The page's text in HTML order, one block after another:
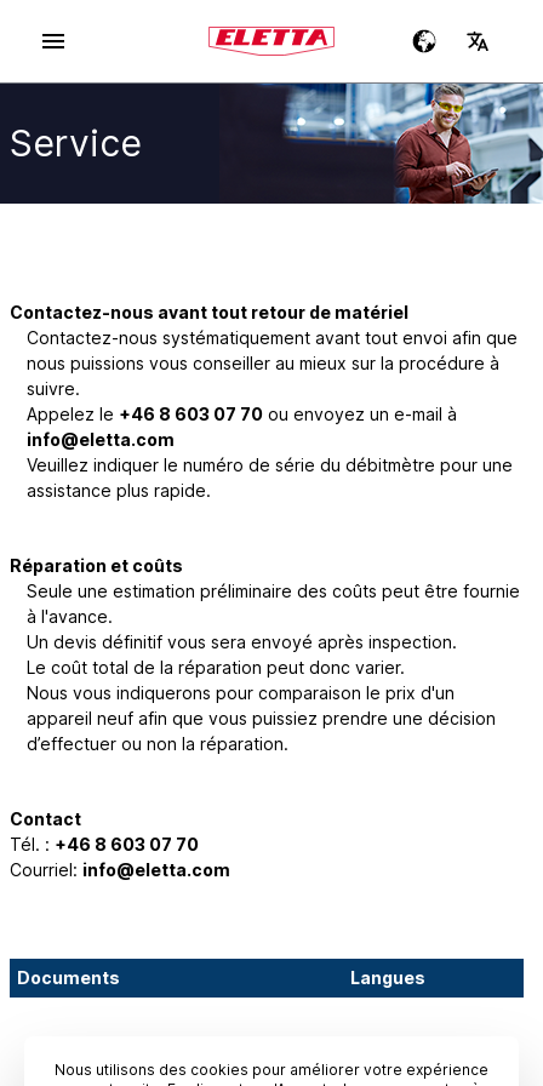
Service
Contactez-nous avant tout retour de matériel
Contactez-nous systématiquement avant tout envoi afin que
nous puissions vous conseiller au mieux sur la procédure à
suivre.
Appelez le +46 8 603 07 70 ou envoyez un e-mail à
info@eletta.com
Veuillez indiquer le numéro de série du débitmètre pour une
assistance plus rapide.
Réparation et coûts
Seule une estimation préliminaire des coûts peut être fournie
à l'avance.
Un devis définitif vous sera envoyé après inspection.
Le coût total de la réparation peut donc varier.
Nous vous indiquerons pour comparaison le prix d'un
appareil neuf afin que vous puissiez prendre une décision
d’effectuer ou non la réparation.
Contact
Tél. : +46 8 603 07 70
Courriel: info@eletta.com
Documents Langues
Nous utilisons des cookies pour améliorer votre expérience